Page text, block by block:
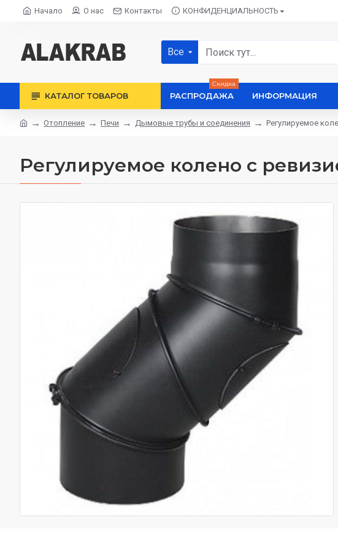
Начало О нас Контакты КОНФИДЕНЦИАЛЬНОСТЬ
Все
КАТАЛОГ ТОВАРОВ РАСПРОДАЖА
Скидка
ИНФОРМАЦИЯ
Отопление Печи Дымовые трубы и соединения Регулируемое
Регулируемое колено с